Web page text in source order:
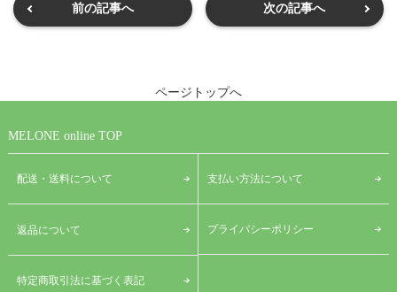
前の記事へ 次の記事へ
ページトップへ
MELONE online TOP
配送・送料について 支払い方法について
返品について プライバシーポリシー
特定商取引法に基づく表記